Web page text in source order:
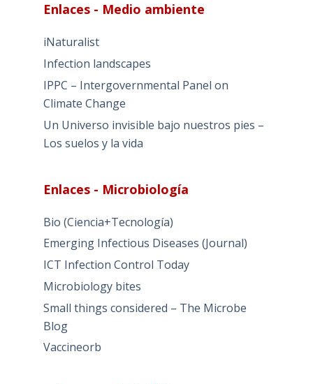
Enlaces - Medio ambiente
iNaturalist
Infection landscapes
IPPC – Intergovernmental Panel on
Climate Change
Un Universo invisible bajo nuestros pies –
Los suelos y la vida
Enlaces - Microbiología
Bio (Ciencia+Tecnología)
Emerging Infectious Diseases (Journal)
ICT Infection Control Today
Microbiology bites
Small things considered – The Microbe
Blog
Vaccineorb